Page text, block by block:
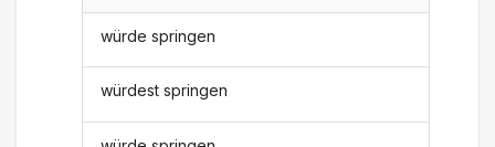
würde springen
würdest springen